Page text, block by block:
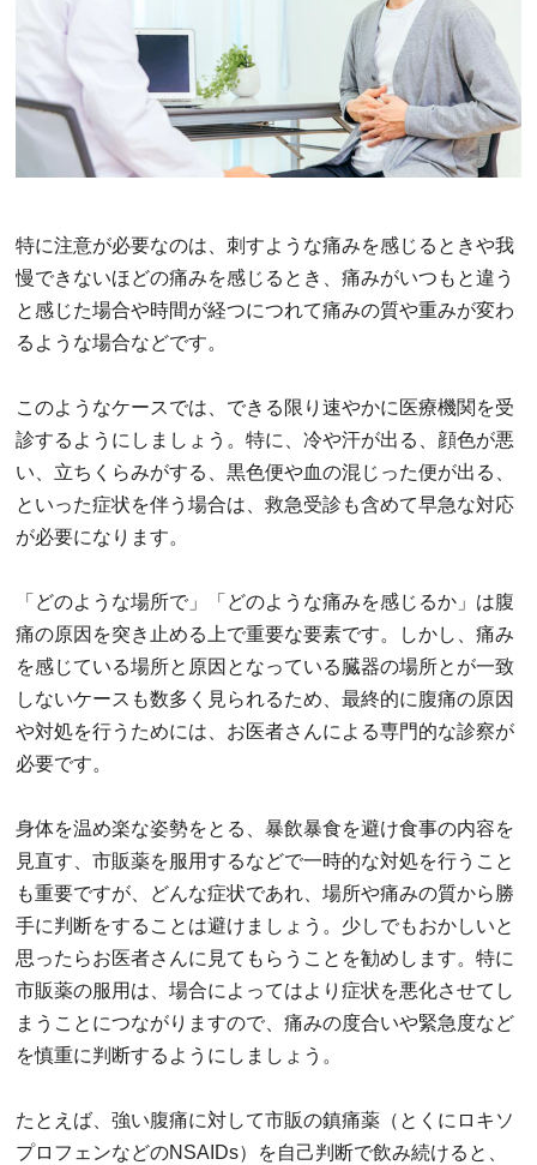
特に注意が必要なのは、刺すような痛みを感じるときや我
慢できないほどの痛みを感じるとき、痛みがいつもと違う
と感じた場合や時間が経つにつれて痛みの質や重みが変わ
るような場合などです。
このようなケースでは、できる限り速やかに医療機関を受
診するようにしましょう。特に、冷や汗が出る、顔色が悪
い、立ちくらみがする、黒色便や血の混じった便が出る、
といった症状を伴う場合は、救急受診も含めて早急な対応
が必要になります。
「どのような場所で」「どのような痛みを感じるか」は腹
痛の原因を突き止める上で重要な要素です。しかし、痛み
を感じている場所と原因となっている臓器の場所とが一致
しないケースも数多く見られるため、最終的に腹痛の原因
や対処を行うためには、お医者さんによる専門的な診察が
必要です。
身体を温め楽な姿勢をとる、暴飲暴食を避け食事の内容を
見直す、市販薬を服用するなどで一時的な対処を行うこと
も重要ですが、どんな症状であれ、場所や痛みの質から勝
手に判断をすることは避けましょう。少しでもおかしいと
思ったらお医者さんに見てもらうことを勧めします。特に
市販薬の服用は、場合によってはより症状を悪化させてし
まうことにつながりますので、痛みの度合いや緊急度など
を慎重に判断するようにしましょう。
たとえば、強い腹痛に対して市販の鎮痛薬（とくにロキソ
プロフェンなどのNSAIDs）を自己判断で飲み続けると、